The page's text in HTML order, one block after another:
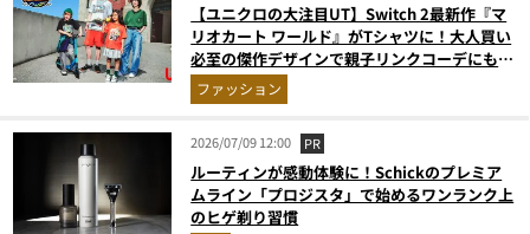
【ユニクロの大注目UT】Switch 2最新作『マ
リオカート ワールド』がTシャツに！大人買い
必至の傑作デザインで親子リンクコーデにも最
適ファッション
2026/07/09 12:00 PR
ルーティンが感動体験に！Schickのプレミア
ムライン「プロジスタ」で始めるワンランク上
のヒゲ剃り習慣